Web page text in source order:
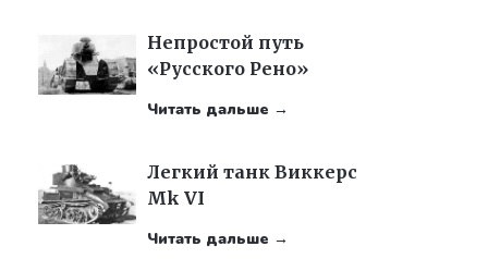
Непростой путь
«Русского Рено»
Читать дальше →
Легкий танк Виккерс
Mk VI
Читать дальше →